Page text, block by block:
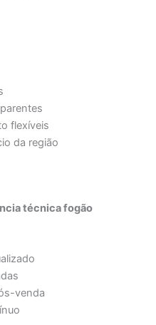
flexíveis
da região
técnica fogão
venda